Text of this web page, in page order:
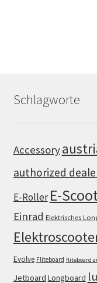
Schlagworte
Accessory
authorized
E-Roller E-
Einrad Elektrisches
Evolve Fliteboard fliteboard
Jetboard Longboard